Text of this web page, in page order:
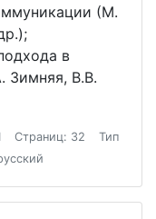
(М.
в
Зимняя, В.В.
Страниц: 32
Тип